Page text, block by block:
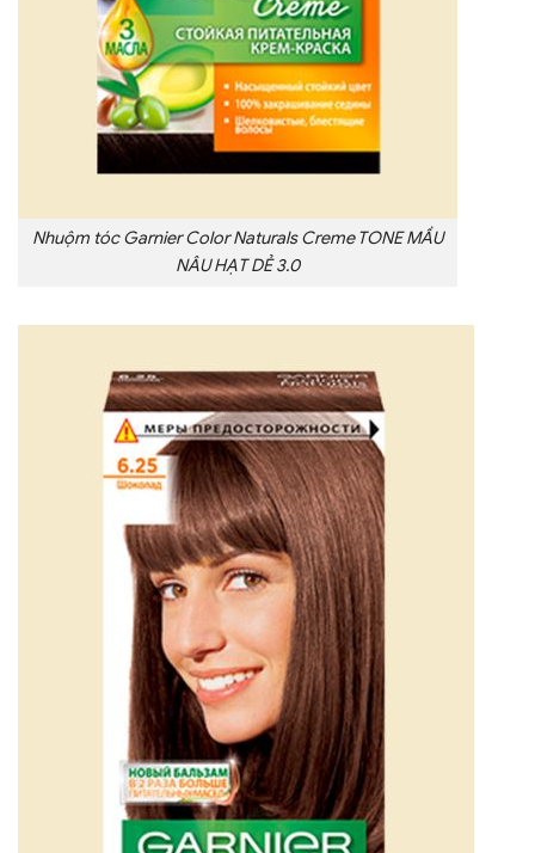
Nhuộm tóc Garnier Color Naturals Creme TONE MẦU
NÂU HẠT DẺ 3.0